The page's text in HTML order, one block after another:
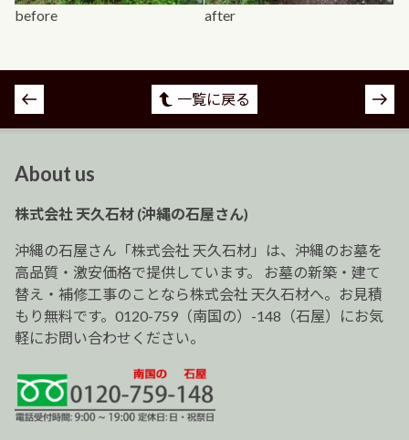
before after
投
稿
ゲ
ー
シ
ョ
ン
一覧に戻る
About us
株式会社 天久石材 (沖縄の石屋さん)
沖縄の石屋さん「株式会社 天久石材」は、沖縄のお墓を
高品質・激安価格で提供しています。 お墓の新築・建て
替え・補修工事のことなら株式会社 天久石材へ。お見積
もり無料です。0120-759（南国の）-148（石屋）にお気
軽にお問い合わせください。